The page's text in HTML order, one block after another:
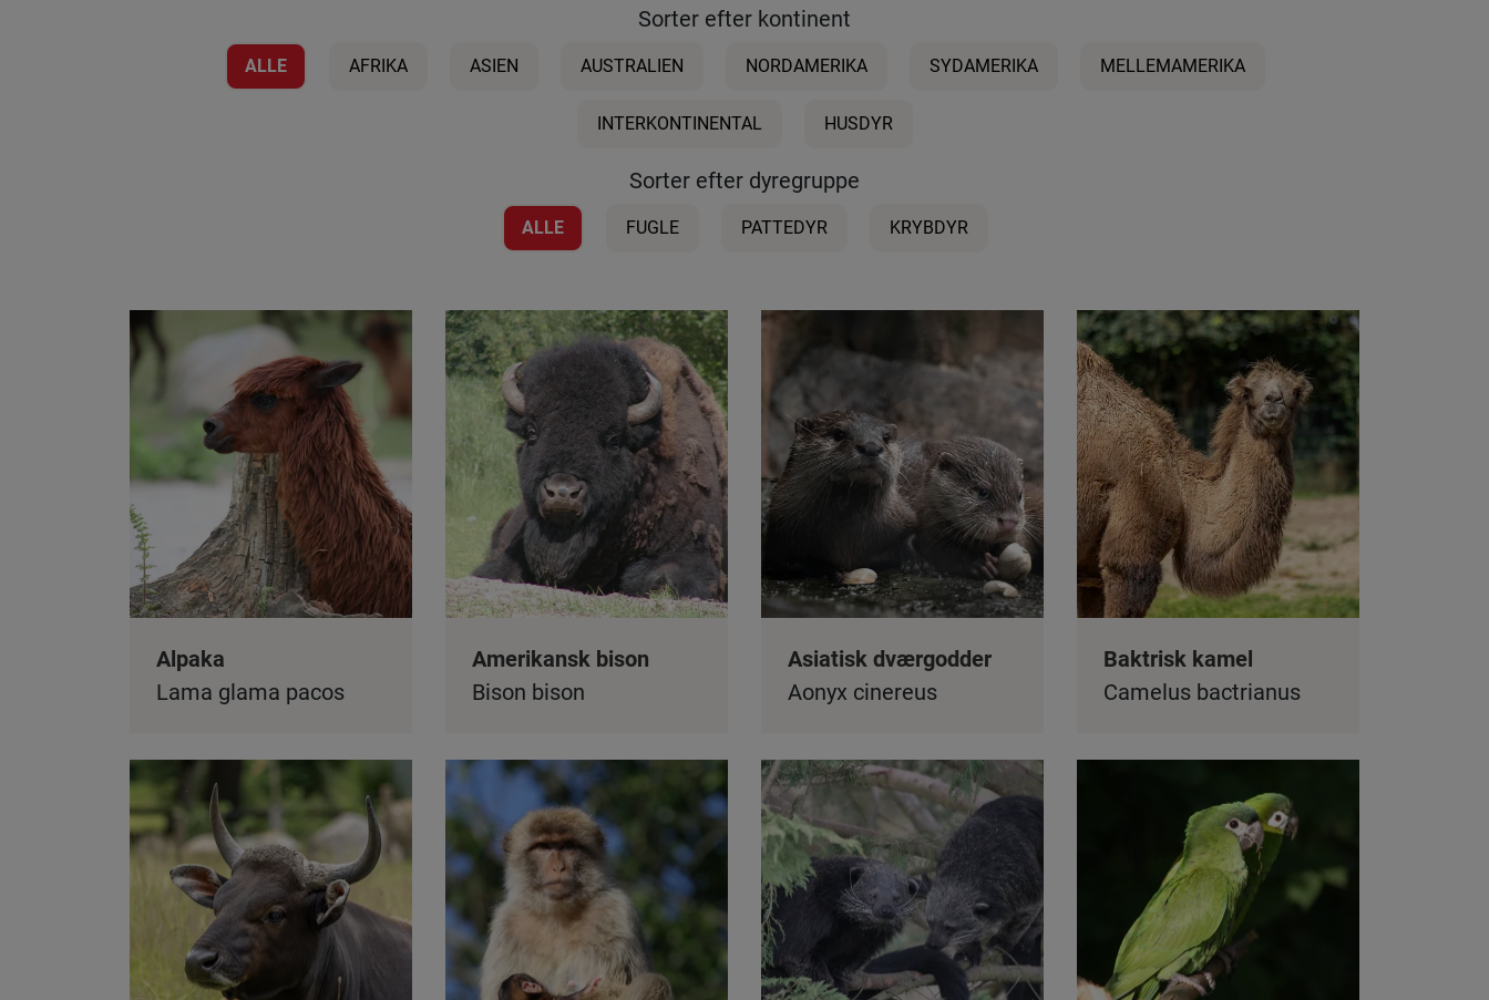
Sorter efter kontinent
ALLE AFRIKA ASIEN AUSTRALIEN NORDAMERIKA SYDAMERIKA MELLEMAMERIKA
INTERKONTINENTAL HUSDYR
Sorter efter dyregruppe
ALLE FUGLE PATTEDYR KRYBDYR
Alpaka
Lama glama pacos
Amerikansk bison
Bison bison
Asiatisk dværgodder
Aonyx cinereus
Baktrisk kamel
Camelus bactrianus